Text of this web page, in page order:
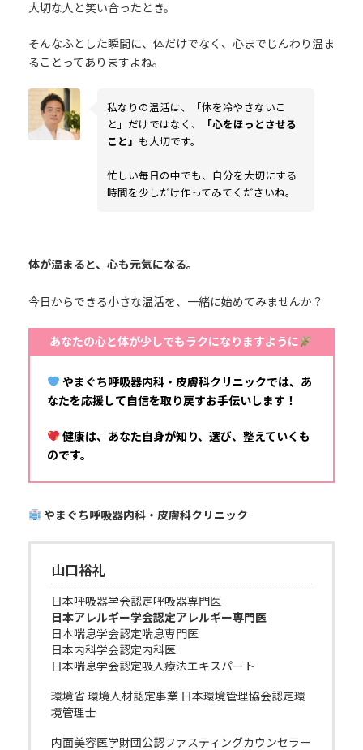
大切な人と笑い合ったとき。
そんなふとした瞬間に、体だけでなく、心までじんわり温ま
ることってありますよね。
私なりの温活は、「体を冷やさないこ
と」だけではなく、
「心をほっとさせる
こと」 も大切です。
忙しい毎日の中でも、自分を大切にする
時間を少しだけ作ってみてくださいね。
体が温まると、心も元気になる。
今日からできる小さな温活を、一緒に始めてみませんか？
あなたの心と体が少しでもラクになりますように
やまぐち呼吸器内科・皮膚科クリニックでは、あ
なたを応援して自信を取り戻すお手伝いします！
健康は、あなた自身が知り、選び、整えていくも
のです。
やまぐち呼吸器内科・皮膚科クリニック
山口裕礼
日本呼吸器学会認定呼吸器専門医
日本アレルギー学会認定アレルギー専門医
日本喘息学会認定喘息専門医
日本内科学会認定内科医
日本喘息学会認定吸入療法エキスパート
環境省 環境人材認定事業 日本環境管理協会認定環
境管理士
内面美容医学財団公認ファスティングカウンセラー